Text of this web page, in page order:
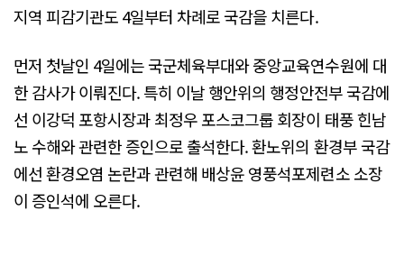
지역 피감기관도 4일부터 차례로 국감을 치른다.
먼저 첫날인 4일에는 국군체육부대와 중앙교육연수원에 대
한 감사가 이뤄진다. 특히 이날 행안위의 행정안전부 국감에
선 이강덕 포항시장과 최정우 포스코그룹 회장이 태풍 힌남
노 수해와 관련한 증인으로 출석한다. 환노위의 환경부 국감
에선 환경오염 논란과 관련해 배상윤 영풍석포제련소 소장
이 증인석에 오른다.